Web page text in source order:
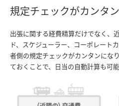
規定チェックがカンタ
出張に関する経費精算だけでなく、
ド、スケジューラー、コーポレート
者側の規定チェックがカンタンにな
ておくことで、日当の自動計算も可能